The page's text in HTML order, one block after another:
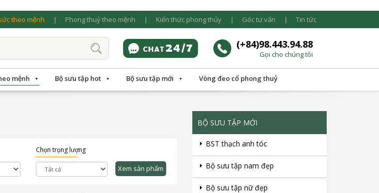
theo mệnh Phong thuỷ theo mệnh Kiến thức phong thủy Góc tư vấn Tin tức
(+84)98.443.94.88
Gọi cho chúng tôi
mệnh Bộ sưu tập hot Bộ sưu tập mới Vòng đeo cổ phong thuỷ
Chọn trọng lượng
Xem sản phẩm
BỘ SƯU TẬP MỚI
BST thạch anh tóc
Bộ sưu tập nam đẹp
Bộ sưu tập nữ đẹp